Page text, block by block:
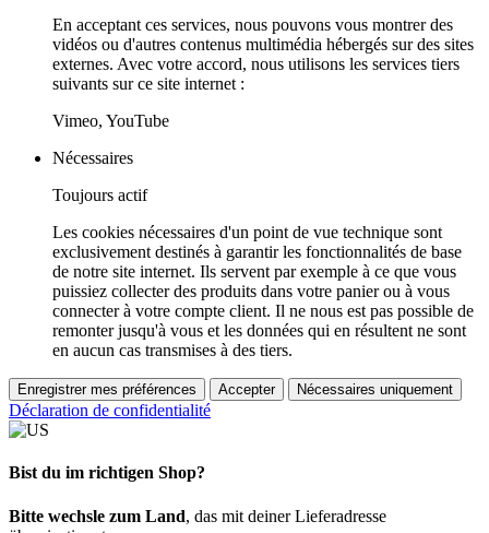
En acceptant ces services, nous pouvons vous montrer des
vidéos ou d'autres contenus multimédia hébergés sur des sites
externes. Avec votre accord, nous utilisons les services tiers
suivants sur ce site internet :
Vimeo, YouTube
Nécessaires
Toujours actif
Les cookies nécessaires d'un point de vue technique sont
exclusivement destinés à garantir les fonctionnalités de base
de notre site internet. Ils servent par exemple à ce que vous
puissiez collecter des produits dans votre panier ou à vous
connecter à votre compte client. Il ne nous est pas possible de
remonter jusqu'à vous et les données qui en résultent ne sont
en aucun cas transmises à des tiers.
Enregistrer mes préférences Accepter Nécessaires uniquement
Déclaration de confidentialité
Bist du im richtigen Shop?
Bitte wechsle zum Land, das mit deiner Lieferadresse